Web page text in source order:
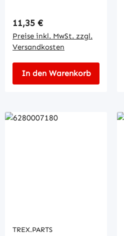
Regulärer Preis:
11,35 €
Preise inkl. MwSt. zzgl.
Versandkosten
In den Warenkorb
TREX.PARTS